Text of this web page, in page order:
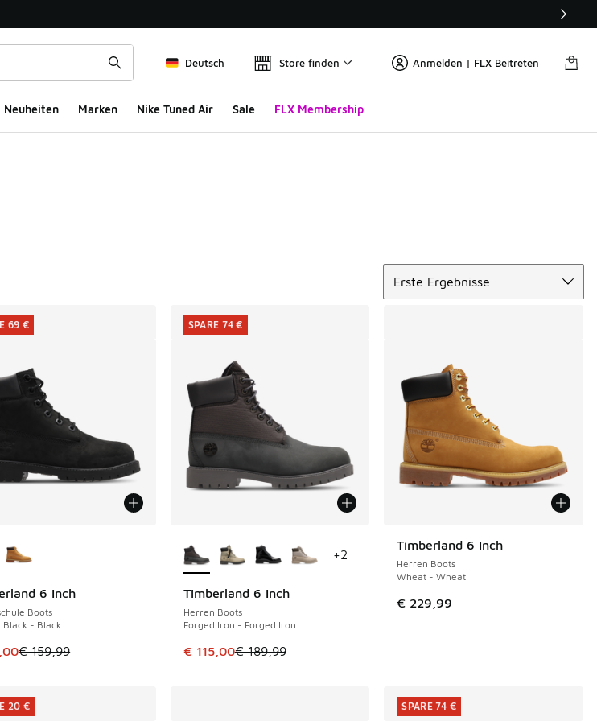
Deutsch Store finden Anmelden | FLX Beitreten
Neuheiten Marken Nike Tuned Air Sale FLX Membership
Erste Ergebnisse
6 Inch
Boots
Black - Black
Artikel ist im Sale. Der Preis ist von € 159,99 auf € 90,00 gefallen
€ 159,99
69 €
69 €
Timberland 6 Inch
Herren Boots
Forged Iron - Forged Iron
Dieser Artikel ist im Sale. Der Preis ist von € 189,99 auf € 115,00
€ 115,00€ 189,99
SPARE 74 €
+2
SPARE 74 €
Timberland 6 Inch
Herren Boots
Wheat - Wheat
€ 229,99
20 € SPARE 74 €